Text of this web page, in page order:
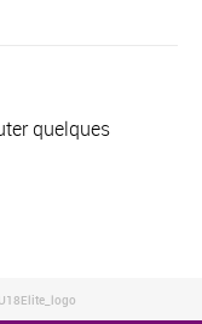
quelques
U18Elite_logo